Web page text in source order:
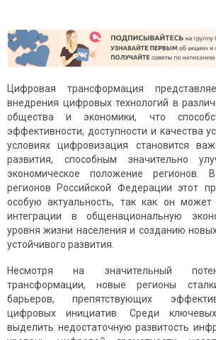
Цифровая трансформация
внедрения цифровых технологий в
общества и экономики, что
эффективности, доступности и качества
условиях цифровизация становится
развития, способным значительно
экономическое положение регионов.
регионов Российской Федерации этот
особую актуальность, так как он может
интеграции в общенациональную
уровня жизни населения и созданию
устойчивого развития.
Несмотря на значительный
трансформации, новые регионы
барьеров, препятствующих
цифровых инициатив. Среди
выделить недостаточную развитость